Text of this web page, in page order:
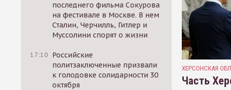
последнего фильма Сокурова
на фестивале в Москве. В нем
Сталин, Черчилль, Гитлер и
Муссолини спорят о жизни
17:10 Российские
политзаключенные призвали
к голодовке солидарности 30
октября
ХЕРСОНСКАЯ
Часть